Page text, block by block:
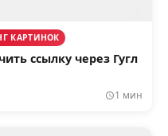
КАРТИНОК
ссылку через Гугл
1 мин